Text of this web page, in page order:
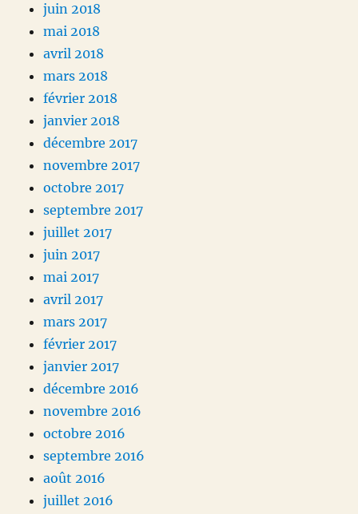
juin 2018
mai 2018
avril 2018
mars 2018
février 2018
janvier 2018
décembre 2017
novembre 2017
octobre 2017
septembre 2017
juillet 2017
juin 2017
mai 2017
avril 2017
mars 2017
février 2017
janvier 2017
décembre 2016
novembre 2016
octobre 2016
septembre 2016
août 2016
juillet 2016